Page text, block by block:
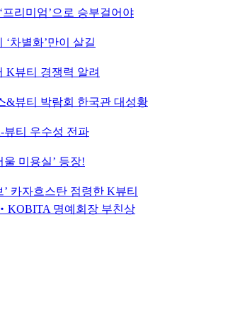
프리미엄’으로 승부걸어야
차별화’만이 살길
K뷰티 경쟁력 알려
&뷰티 박람회 한국관 대성황
뷰티 우수성 전파
울 미용실’ 등장!
카자흐스탄 점령한 K뷰티
명예회장 부친상